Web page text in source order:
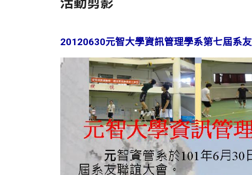
20120630元智大學資訊管理學系第七屆系